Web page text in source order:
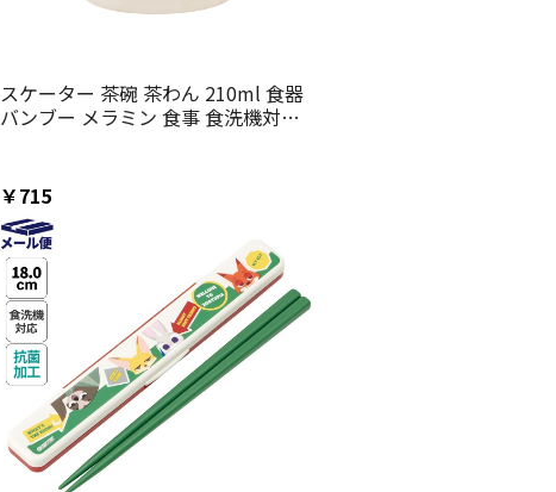
スケーター 茶碗 茶わん 210ml 食器
バンブー メラミン 食事 食洗機対応
ニー【お子様 こども 子ども 子ども
用 可愛い】
￥715